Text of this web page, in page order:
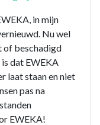
in mijn
Nu wel
of beschadigd
dat EWEKA
laat staan en niet
pas na
EWEKA!